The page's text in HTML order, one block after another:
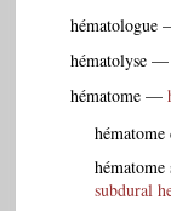
hématologue
hématolyse —
hématome —
subdural